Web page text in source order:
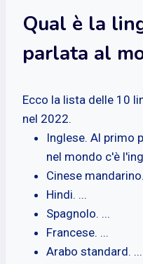
Qual è la
parlata al
Ecco la lista delle 10
nel 2022.
Inglese. Al primo
nel mondo c'è
Cinese
Hindi. ...
Spagnolo. ...
Francese. ...
Arabo standard. ...